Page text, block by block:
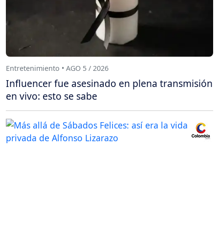
Entretenimiento • AGO 5 / 2026
Influencer fue asesinado en plena transmisión
en vivo: esto se sabe